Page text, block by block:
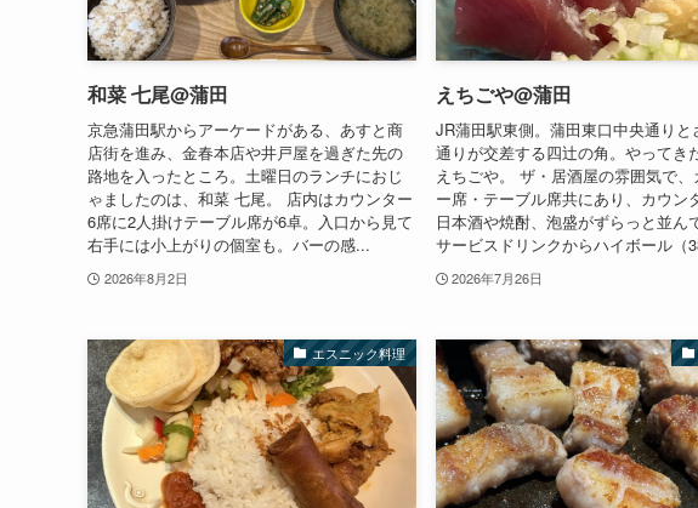
和菜 七尾@蒲田
京急蒲田駅からアーケードがある、あすと商
店街を進み、金春本店や井戸屋を過ぎた先の
路地を入ったところ。土曜日のランチにおじ
ゃましたのは、和菜 七尾。 店内はカウンター
6席に2人掛けテーブル席が6卓。入口から見て
右手には小上がりの個室も。バーの感...
2026年8月2日
えちごや@蒲田
JR蒲田駅東側。蒲田東口中央通りと
通りが交差する四辻の角。やってき
えちごや。 ザ・居酒屋の雰囲気で、
ー席・テーブル席共にあり、カウン
日本酒や焼酎、泡盛がずらっと並ん
サービスドリンクからハイボール（
2026年7月26日
エスニック料理